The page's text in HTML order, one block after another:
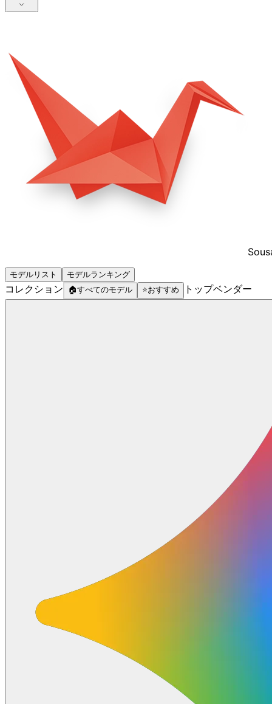
モデルリスト モデルランキング
コレクション 🏠すべてのモデル ⭐おすすめ トップベンダー